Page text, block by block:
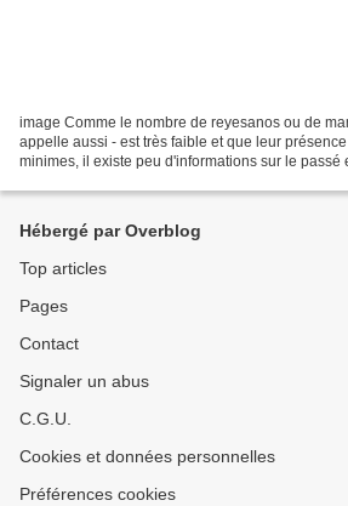
image Comme le nombre de reyesanos ou de
appelle aussi - est très faible et que leur
minimes, il existe peu d'informations sur le passé
Hébergé par Overblog
Top articles
Pages
Contact
Signaler un abus
C.G.U.
Cookies et données personnelles
Préférences cookies